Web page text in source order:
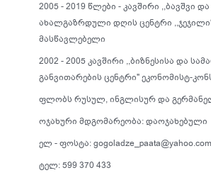
2005 - 2019 წლები - კავშირი ,,ბავშვი
ახალგაზრდული დღის ცენტრი
მასწავლებელი
2002 - 2005 კავშირი ,,ბიზნესისა და
განვითარების ცენტრი" ეკონომისტ-
ფლობს რუსულ, ინგლისურ და
ოჯახური მდგომარეობა: დაოჯახებული
ელ - ფოსტა: gogoladze_paata@yahoo.com
ტელ: 599 370 433